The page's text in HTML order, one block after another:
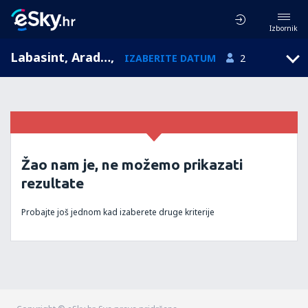
Izbornik
Labasint, Arad, Rumunjska, IZABERITE DATUM 2
Žao nam je, ne možemo prikazati
rezultate
Probajte još jednom kad izaberete druge kriterije